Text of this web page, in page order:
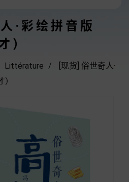
·彩绘拼音版
）
Littérature
[现货] 俗世奇人·